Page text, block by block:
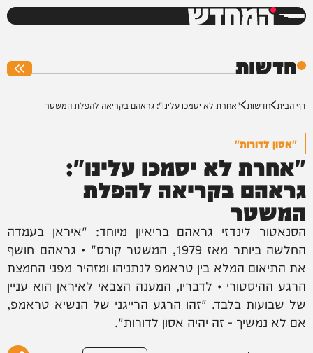
המחדש
חדשות
דף הבית חדשות "אחרת לא יסמכו עלינו": גראהם בקריאה להפלת המשטר
"אסון לדורות"
"אחרת לא יסמכו עלינו":
גראהם בקריאה להפלת
המשטר
הסנאטור לינדזי גראהם בריאיון מיוחד: "איראן בעמדה
החלשה ביותר מאז 1979, המשטר קורס" • גראהם חושף
את התיאום המלא בין טראמפ לנתניהו ומזהיר מפני החמצת
הרגע ההיסטורי • לדבריו, המענה הצבאי לאיראן הוא עניין
של שבועות בלבד. "זהו הרגע הרייגני של הנשיא טראמפ,
אם לא נמשיך - זה יהיה אסון לדורות".